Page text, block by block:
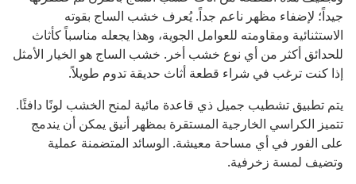
جيداً؛ لإضفاء مظهر ناعم جداً. يُعرف خشب الساج بقوته
الاستثنائية ومقاومته للعوامل الجوية، وهذا يجعله مناسباً كأثاث
للحدائق أكثر من أي نوع خشب أخر. خشب الساج هو الخيار الأمثل
إذا كنت ترغب في شراء قطعة أثاث حديقة تدوم طويلاً.
يتم تطبيق تشطيب جميل ذي قاعدة مائية لمنح الخشب لونًا دافئًا.
تتميز الكراسي الخارجية المستقرة بمظهر أنيق يمكن أن يندمج
على الفور في أي مساحة معيشة. الوسائد المتضمنة عملية
وتضيف لمسة زخرفية.